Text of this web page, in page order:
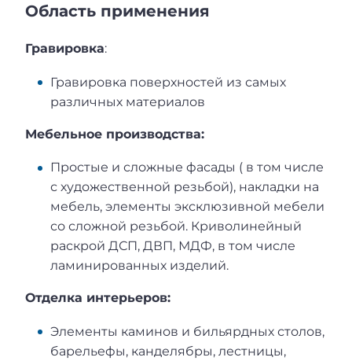
Область применения
Гравировка:
Гравировка поверхностей из самых
различных материалов
Мебельное производства:
Простые и сложные фасады ( в том числе
с художественной резьбой), накладки на
мебель, элементы эксклюзивной мебели
со сложной резьбой. Криволинейный
раскрой ДСП, ДВП, МДФ, в том числе
ламинированных изделий.
Отделка интерьеров:
Элементы каминов и бильярдных столов,
барельефы, канделябры, лестницы,